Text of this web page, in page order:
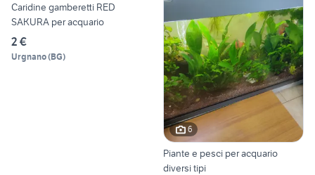
Caridine gamberetti RED
SAKURA per acquario
2 €
Urgnano(BG)
6
Piante e pesci per acquario
diversi tipi